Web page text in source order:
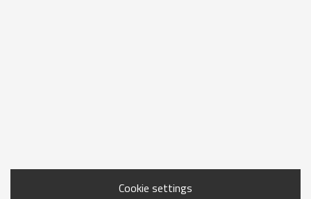
Cookie settings